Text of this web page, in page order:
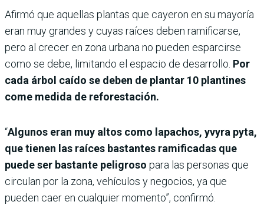
Afirmó que aquellas plantas que cayeron en su mayoría
eran muy grandes y cuyas raíces deben ramificarse,
pero al crecer en zona urbana no pueden esparcirse
como se debe, limitando el espacio de desarrollo. Por
cada árbol caído se deben de plantar 10 plantines
come medida de reforestación.
“Algunos eran muy altos como lapachos, yvyra pyta,
que tienen las raíces bastantes ramificadas que
puede ser bastante peligroso para las personas que
circulan por la zona, vehículos y negocios, ya que
pueden caer en cualquier momento”, confirmó.